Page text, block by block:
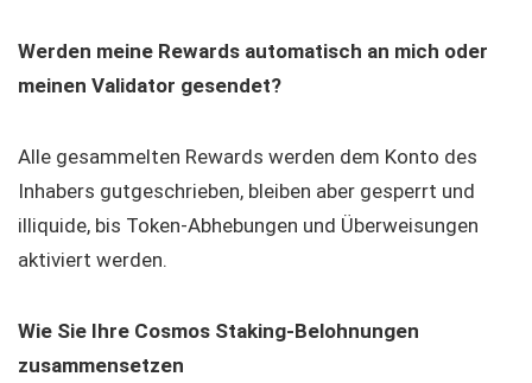
Werden meine Rewards automatisch an mich oder
meinen Validator gesendet?
Alle gesammelten Rewards werden dem Konto des
Inhabers gutgeschrieben, bleiben aber gesperrt und
illiquide, bis Token-Abhebungen und Überweisungen
aktiviert werden.
Wie Sie Ihre Cosmos Staking-Belohnungen
zusammensetzen